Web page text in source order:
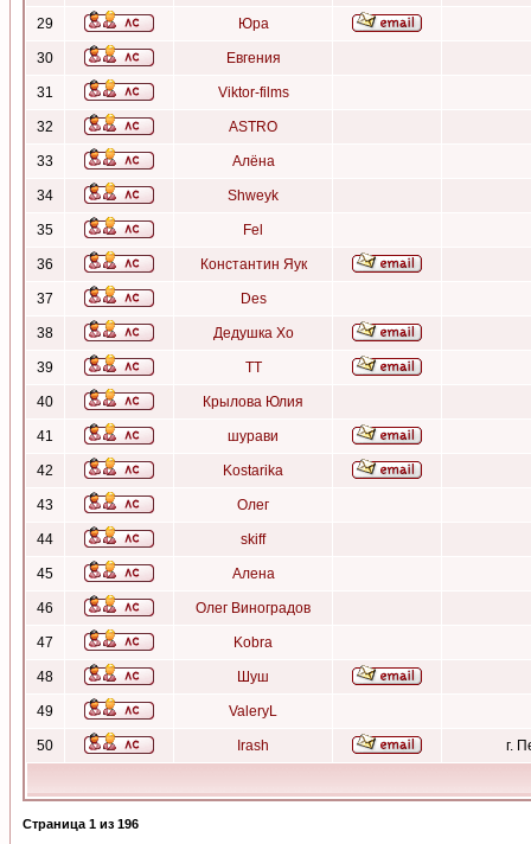
29 Юра
30 Евгения
31 Viktor-films
32 ASTRO
33 Алёна
34 Shweyk
35 Fel
36 Константин Яук
37 Des
38 Дедушка Хо
39 ТТ
40 Крылова Юлия
41 шурави
42 Kostarika
43 Олег
44 skiff
45 Алена
46 Олег Виноградов
47 Kobra
48 Шуш
49 ValeryL
50 Irash г.
Страница 1 из 196